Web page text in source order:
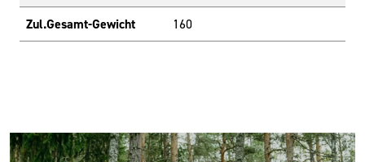
Zul.Gesamt-Gewicht 160